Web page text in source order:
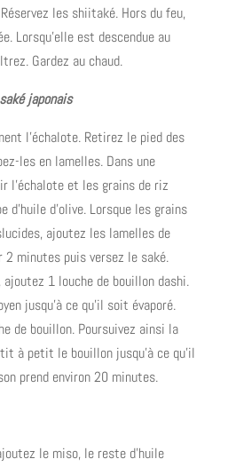
les shiitaké. Hors du feu,
Lorsqu’elle est descendue au
Gardez au chaud.
japonais
l’échalote. Retirez le pied des
les en lamelles. Dans une
l’échalote et les grains de riz
d’huile d’olive. Lorsque les grains
ajoutez les lamelles de
minutes puis versez le saké.
ajoutez 1 louche de bouillon dashi.
jusqu’à ce qu’il soit évaporé.
de bouillon. Poursuivez ainsi la
à petit le bouillon jusqu’à ce qu’il
prend environ 20 minutes.
le miso, le reste d’huile